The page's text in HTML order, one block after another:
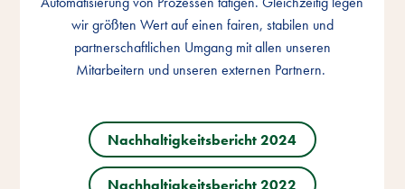
wir größten Wert auf einen fairen, stabilen und
partnerschaftlichen Umgang mit allen unseren
Mitarbeitern und unseren externen Partnern.
Nachhaltigkeitsbericht 2024
Nachhaltigkeitsbericht 2022
wir größten Wert auf einen fairen, stabilen und
partnerschaftlichen Umgang mit allen unseren
Mitarbeitern und unseren externen Partnern.
Nachhaltigkeitsbericht 2024
Nachhaltigkeitsbericht 2022
wir größten Wert auf einen fairen, stabilen und
partnerschaftlichen Umgang mit allen unseren
Mitarbeitern und unseren externen Partnern.
Nachhaltigkeitsbericht 2024
Nachhaltigkeitsbericht 2022